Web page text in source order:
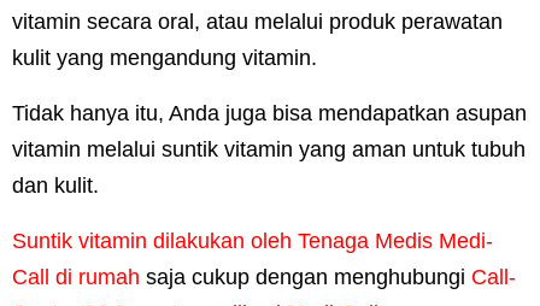
vitamin secara oral, atau melalui produk perawatan
kulit yang mengandung vitamin.
Tidak hanya itu, Anda juga bisa mendapatkan asupan
vitamin melalui suntik vitamin yang aman untuk tubuh
dan kulit.
Suntik vitamin dilakukan oleh Tenaga Medis Medi-
Call di rumah saja cukup dengan menghubungi Call-